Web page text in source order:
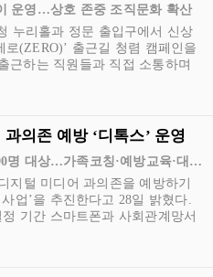
운영…상호 존중 조직문화 확산
누리홀과 정문 출입구에서 신상
(ZERO)’ 출근길 청렴 캠페인을
근하는 직원들과 직접 소통하며
의존 예방 ‘디톡스’ 운영
명 대상…가족코칭·예방교육·대안
지털 미디어 과의존을 예방하기
업’을 추진한다고 28일 밝혔다.
기간 스마트폰과 사회관계망서